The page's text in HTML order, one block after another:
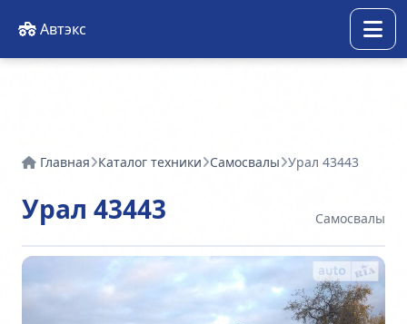
Автэкс
Главная Каталог техники Самосвалы Урал 43443
Урал 43443 Самосвалы